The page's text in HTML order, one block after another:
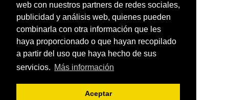
web con nuestros partners de redes sociales,
publicidad y análisis web, quienes pueden
combinarla con otra información que les
haya proporcionado o que hayan recopilado
a partir del uso que haya hecho de sus
servicios. Más información
Aceptar